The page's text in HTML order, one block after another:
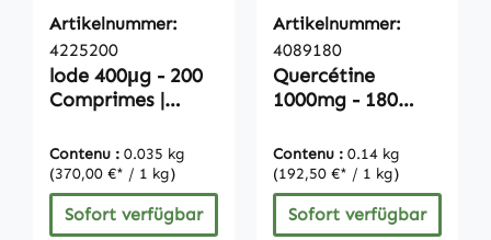
Artikelnummer:
4225200
lode 400μg - 200
Comprimes |
Contenu : 0.035 kg
(370,00 €* / 1 kg)
Sofort verfügbar
Artikelnummer:
4089180
Quercétine
1000mg - 180
Vitamintrend
Contenu : 0.14 kg
(192,50 €* / 1 kg)
Sofort verfügbar